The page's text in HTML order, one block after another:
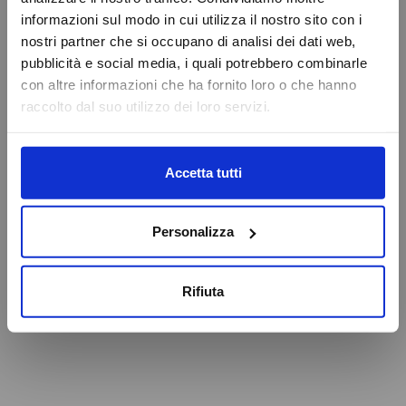
informazioni sul modo in cui utilizza il nostro sito con i
nostri partner che si occupano di analisi dei dati web,
pubblicità e social media, i quali potrebbero combinarle
con altre informazioni che ha fornito loro o che hanno
raccolto dal suo utilizzo dei loro servizi.
Accetta tutti
Personalizza
Rifiuta
Online Booking
Service Eschini Auto
Magazzino e Ricambi
VAI ALLA HOMEPAGE
Attenzione
Caricamento veicoli non riuscito